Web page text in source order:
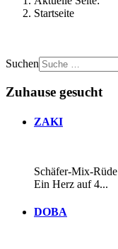
Startseite
Suchen
Zuhause gesucht
ZAKI
Schäfer-Mix-Rüde
Ein Herz auf 4...
DOBA